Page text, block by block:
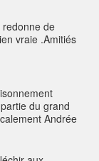
de
vraie .Amitiés
du grand
Andrée